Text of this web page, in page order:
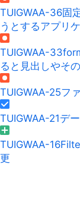
TUIGWAA-36固
うとするアプリ
TUIGWAA-33
ると見出しやそ
TUIGWAA-25フ
TUIGWAA-21デ
TUIGWAA-16
更